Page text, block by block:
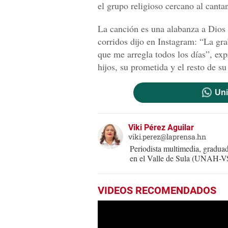
el grupo religioso cercano al
La canción es una alabanza a
corridos dijo en Instagram: “La
que me arregla todos los días”,
hijos, su prometida y el resto de
Viki Pérez Aguilar
viki.perez@laprensa.hn
Periodista multimedia,
en el Valle de Sula (UNAH-
VIDEOS RECOMENDADOS